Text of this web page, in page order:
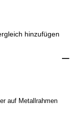
hinzufügen
–
auf Metallrahmen